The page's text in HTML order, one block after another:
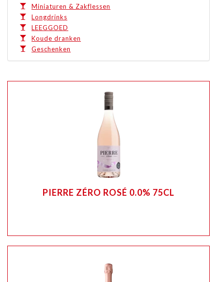
Miniaturen & Zakflessen
Longdrinks
LEEGGOED
Koude dranken
Geschenken
PIERRE ZÉRO ROSÉ 0.0% 75CL